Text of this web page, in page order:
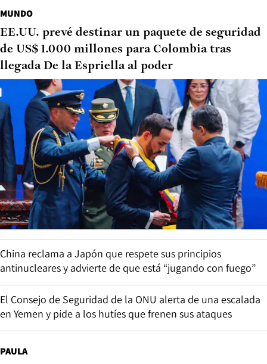
MUNDO
EE.UU. prevé destinar un paquete de seguridad
de US$ 1.000 millones para Colombia tras
llegada De la Espriella al poder
China reclama a Japón que respete sus principios
antinucleares y advierte de que está “jugando con fuego”
El Consejo de Seguridad de la ONU alerta de una escalada
en Yemen y pide a los hutíes que frenen sus ataques
PAULA